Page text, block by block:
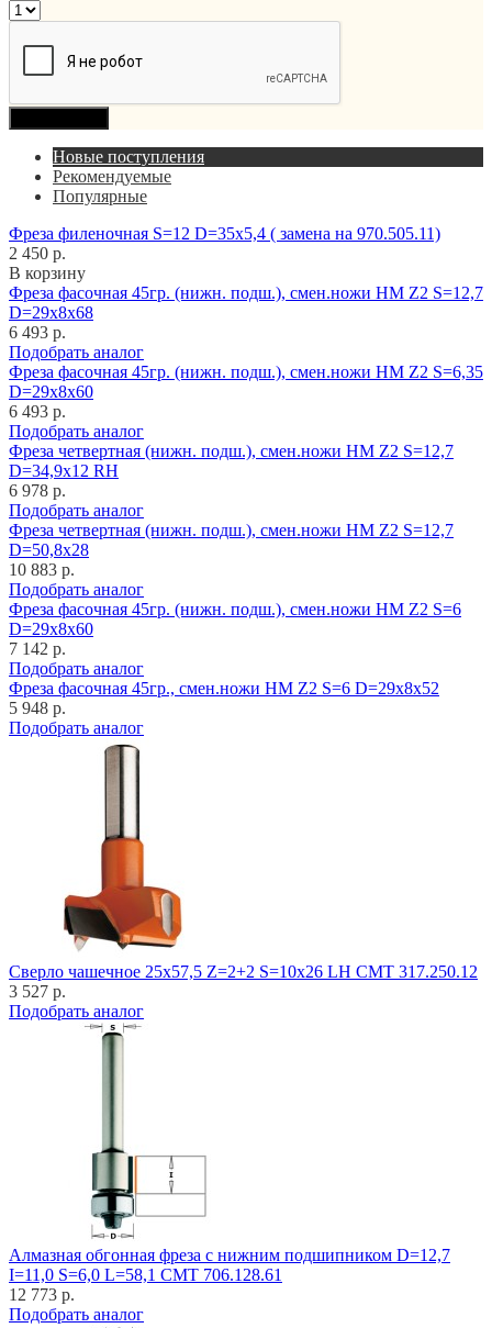
Новые поступления
Рекомендуемые
Популярные
Фреза филеночная S=12 D=35x5,4 ( замена на 970.505.11)
2 450 р.
В корзину
Фреза фасочная 45гр. (нижн. подш.), смен.ножи HM Z2 S=12,7
D=29x8x68
6 493 р.
Подобрать аналог
Фреза фасочная 45гр. (нижн. подш.), смен.ножи HM Z2 S=6,35
D=29x8x60
6 493 р.
Подобрать аналог
Фреза четвертная (нижн. подш.), смен.ножи HM Z2 S=12,7
D=34,9x12 RH
6 978 р.
Подобрать аналог
Фреза четвертная (нижн. подш.), смен.ножи HM Z2 S=12,7
D=50,8x28
10 883 р.
Подобрать аналог
Фреза фасочная 45гр. (нижн. подш.), смен.ножи HM Z2 S=6
D=29x8x60
7 142 р.
Подобрать аналог
Фреза фасочная 45гр., смен.ножи HM Z2 S=6 D=29x8x52
5 948 р.
Подобрать аналог
Cверло чашечное 25x57,5 Z=2+2 S=10x26 LH CMT 317.250.12
3 527 р.
Подобрать аналог
Алмазная обгонная фреза с нижним подшипником D=12,7
I=11,0 S=6,0 L=58,1 CMT 706.128.61
12 773 р.
Подобрать аналог